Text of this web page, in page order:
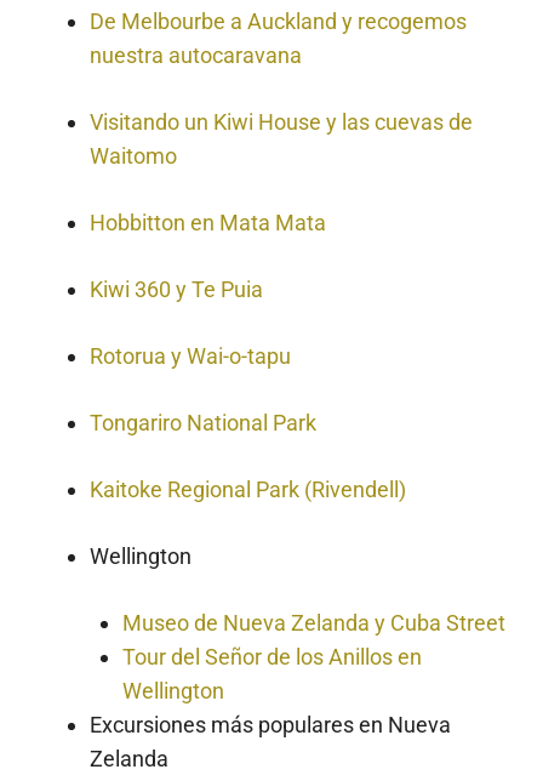
De Melbourbe a Auckland y recogemos
nuestra autocaravana
Visitando un Kiwi House y las cuevas de
Waitomo
Hobbitton en Mata Mata
Kiwi 360 y Te Puia
Rotorua y Wai-o-tapu
Tongariro National Park
Kaitoke Regional Park (Rivendell)
Wellington
Museo de Nueva Zelanda y Cuba Street
Tour del Señor de los Anillos en
Wellington
Excursiones más populares en Nueva
Zelanda